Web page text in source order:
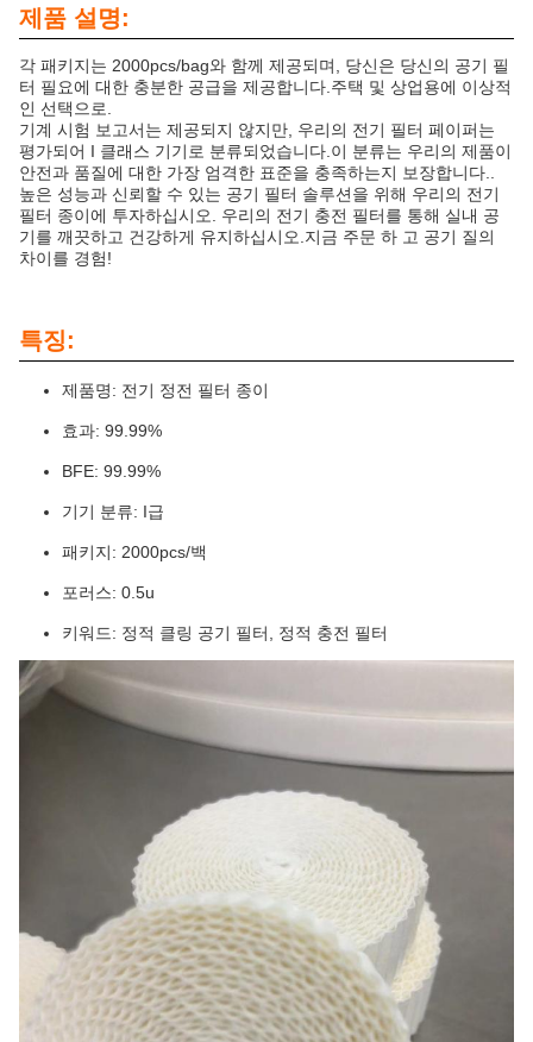
제품 설명:
각 패키지는 2000pcs/bag와 함께 제공되며, 당신은 당신의 공기 필
터 필요에 대한 충분한 공급을 제공합니다.주택 및 상업용에 이상적
인 선택으로.
기계 시험 보고서는 제공되지 않지만, 우리의 전기 필터 페이퍼는
평가되어 I 클래스 기기로 분류되었습니다.이 분류는 우리의 제품이
안전과 품질에 대한 가장 엄격한 표준을 충족하는지 보장합니다..
높은 성능과 신뢰할 수 있는 공기 필터 솔루션을 위해 우리의 전기
필터 종이에 투자하십시오. 우리의 전기 충전 필터를 통해 실내 공
기를 깨끗하고 건강하게 유지하십시오.지금 주문 하 고 공기 질의
차이를 경험!
특징:
제품명: 전기 정전 필터 종이
효과: 99.99%
BFE: 99.99%
기기 분류: I급
패키지: 2000pcs/백
포러스: 0.5u
키워드: 정적 클링 공기 필터, 정적 충전 필터